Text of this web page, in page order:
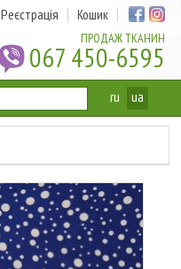
ПРОДАЖ ТКАНИН
067 450-6595
Реєстрація Кошик
ru ua